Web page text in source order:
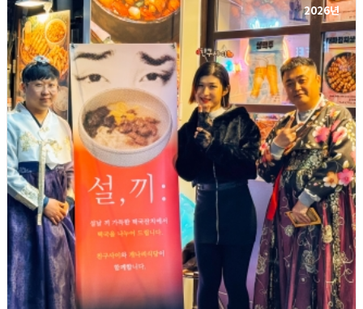
2026년